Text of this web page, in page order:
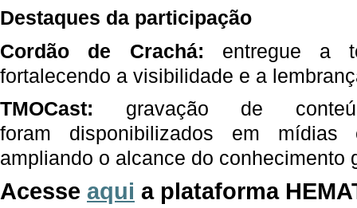
Destaques da participação
Cordão de Crachá: entregue a
fortalecendo a visibilidade e a
TMOCast: gravação de
foram disponibilizados em mídias
ampliando o alcance do conhecimento
Acesse aqui a plataforma